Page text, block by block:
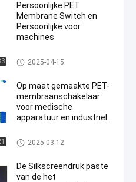
Persoonlijke PET
Membrane Switch en
Persoonlijke voor
machines
De Schakelaar van het HUISDI
ERENmembraan
2025-04-15
Op maat gemaakte PET-
membraanschakelaar
voor medische
apparatuur en industriële
De Schakelaar van het HUISDI
ERENmembraan
2025-03-12
De Silkscreendruk paste
van de het